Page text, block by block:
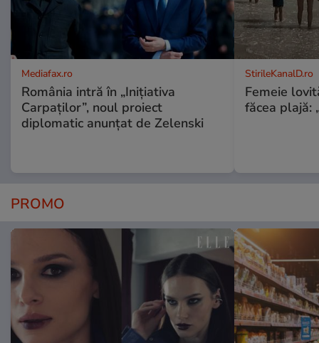
Mediafax.ro
România intră în „Inițiativa
Carpaților”, noul proiect
diplomatic anunțat de Zelenski
StirileKanalD.ro
Femeie
făcea plajă:
PROMO